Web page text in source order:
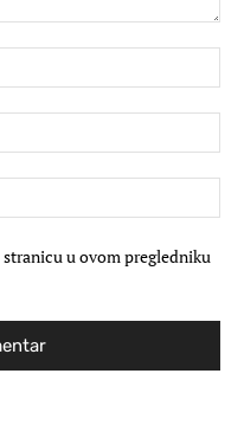
u ovom pregledniku